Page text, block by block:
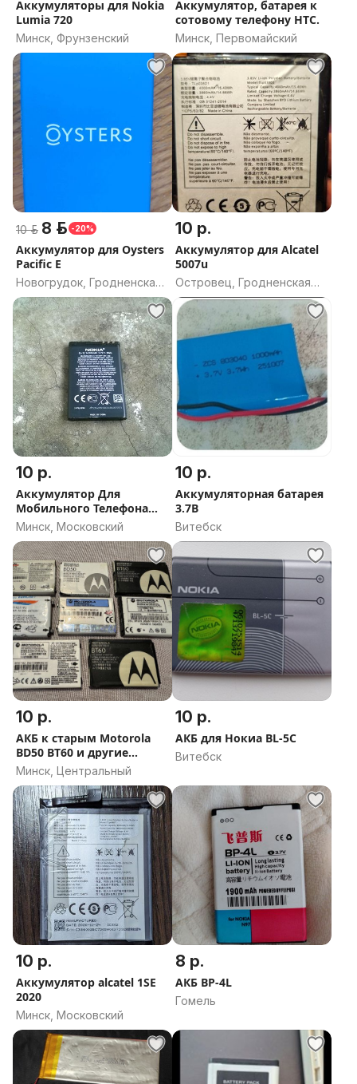
Аккумуляторы для Nokia
Lumia 720
Минск, Фрунзенский
Аккумулятор, батарея к
сотовому телефону НТС.
Минск, Первомайский
10 р. 8 р. -20%
Аккумулятор для Oysters
Pacific E
Новогрудок, Гродненская
область
10 р.
Аккумулятор для Alcatel
5007u
Островец, Гродненская
область
10 р.
Аккумулятор Для
Мобильного Телефона
Nokia BL-5J
Минск, Московский
10 р.
Аккумуляторная батарея
3.7В
Витебск
10 р.
АКБ к старым Motorola
BD50 BT60 и другие...
Минск, Центральный
10 р.
АКБ для Нокиа BL-5C
Витебск
10 р.
Аккумулятор alcatel 1SE
2020
Минск, Московский
8 р.
АКБ BP-4L
Гомель